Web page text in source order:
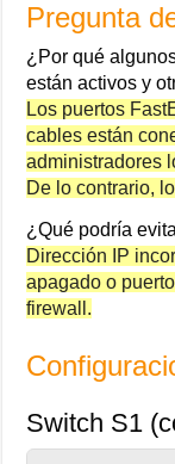
Pregunta
¿Por qué
están activos y
Los puertos
cables están
administradores
De lo contrario,
¿Qué podría
Dirección IP
apagado o
firewall.
Switch S1